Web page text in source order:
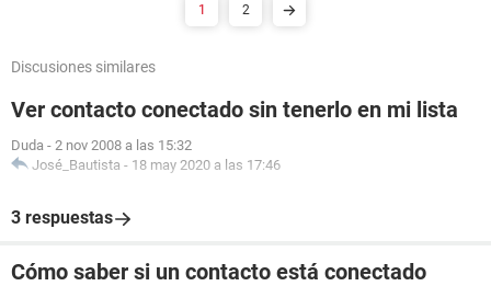
1 2
Discusiones similares
Ver contacto conectado sin tenerlo en mi lista
Duda - 2 nov 2008 a las 15:32
José_Bautista - 18 may 2020 a las 17:46
3 respuestas
Cómo saber si un contacto está conectado